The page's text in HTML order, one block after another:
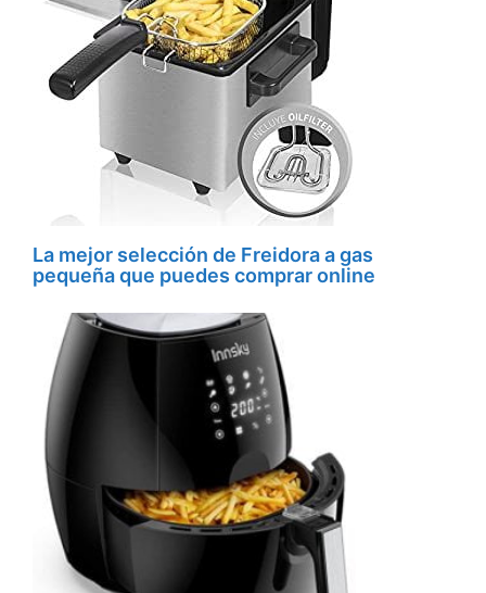
La mejor selección de Freidora a gas
pequeña que puedes comprar online